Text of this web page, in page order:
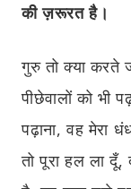
की ज़रूरत है।
गुरु तो क्या
पीछेवालों को भी
पढ़ाना, वह मेरा
तो पूरा हल ला